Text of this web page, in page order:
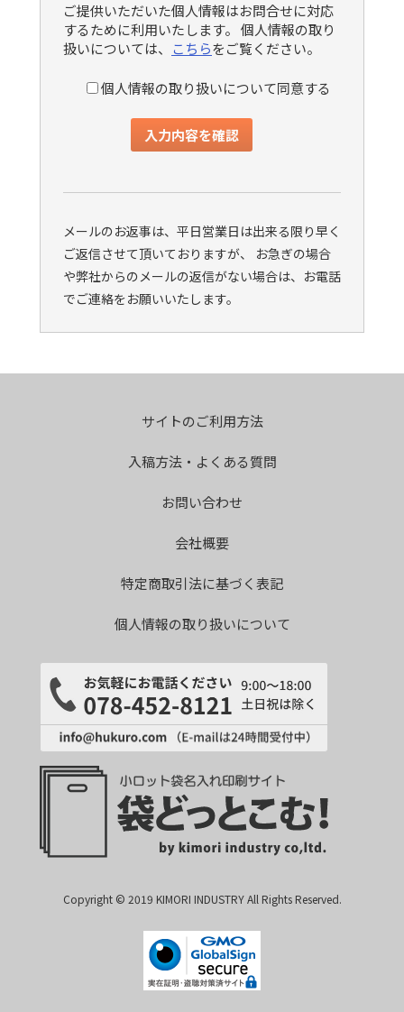
ご提供いただいた個人情報はお問合せに対応
するために利用いたします。 個人情報の取り
扱いについては、 こちらをご覧ください。
個人情報の取り扱いについて同意する
メールのお返事は、平日営業日は出来る限り早く
ご返信させて頂いておりますが、 お急ぎの場合
や弊社からのメールの返信がない場合は、お電話
でご連絡をお願いいたします。
サイトのご利用方法
入稿方法・よくある質問
お問い合わせ
会社概要
特定商取引法に基づく表記
個人情報の取り扱いについて
Copyright © 2019 KIMORI INDUSTRY All Rights Reserved.